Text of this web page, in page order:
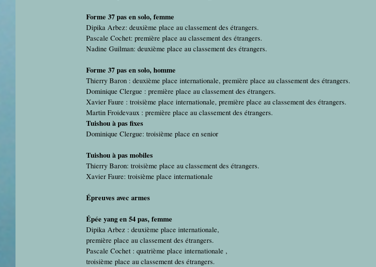
Forme 37 pas en solo, femme
Dipika Arbez: deuxième place au classement des étrangers.
Pascale Cochet: première place au classement des étrangers.
Nadine Guilman: deuxième place au classement des étrangers.
Forme 37 pas en solo, homme
Thierry Baron : deuxième place internationale, première place au classement des étrangers.
Dominique Clergue : première place au classement des étrangers.
Xavier Faure : troisième place internationale, première place au classement des étrangers.
Martin Froidevaux : première place au classement des étrangers.
Tuishou à pas fixes
Dominique Clergue: troisième place en senior
Tuishou à pas mobiles
Thierry Baron: troisième place au classement des étrangers.
Xavier Faure: troisième place internationale
Épreuves avec armes
Épée yang en 54 pas, femme
Dipika Arbez : deuxième place internationale,
première place au classement des étrangers.
Pascale Cochet : quatrième place internationale ,
troisième place au classement des étrangers.